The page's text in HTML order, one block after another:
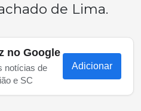
de Lima.
no Google
notícias de
e SC
Adicionar